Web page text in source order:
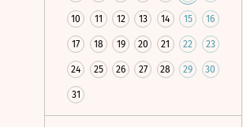
10 11 12 13 14 15 16
17 18 19 20 21 22 23
24 25 26 27 28 29 30
31